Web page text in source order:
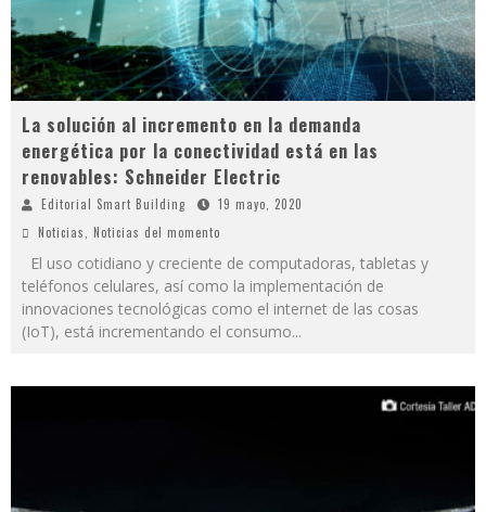
La solución al incremento en la demanda
energética por la conectividad está en las
renovables: Schneider Electric
Editorial Smart Building
19 mayo, 2020
Noticias, Noticias del momento
El uso cotidiano y creciente de computadoras, tabletas y
teléfonos celulares, así como la implementación de
innovaciones tecnológicas como el internet de las cosas
(IoT), está incrementando el consumo...